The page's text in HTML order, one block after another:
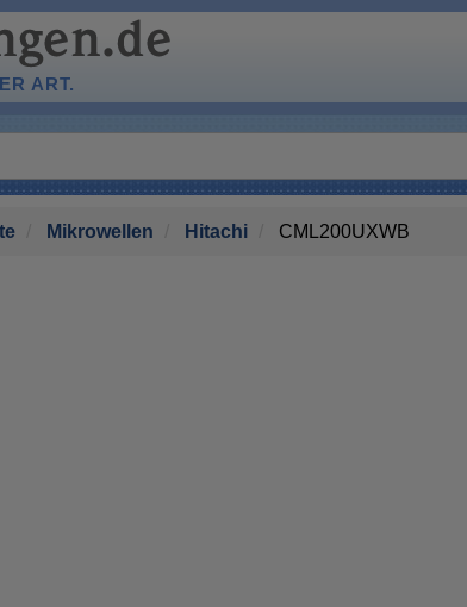
ART.
Mikrowellen Hitachi CML200UXWB